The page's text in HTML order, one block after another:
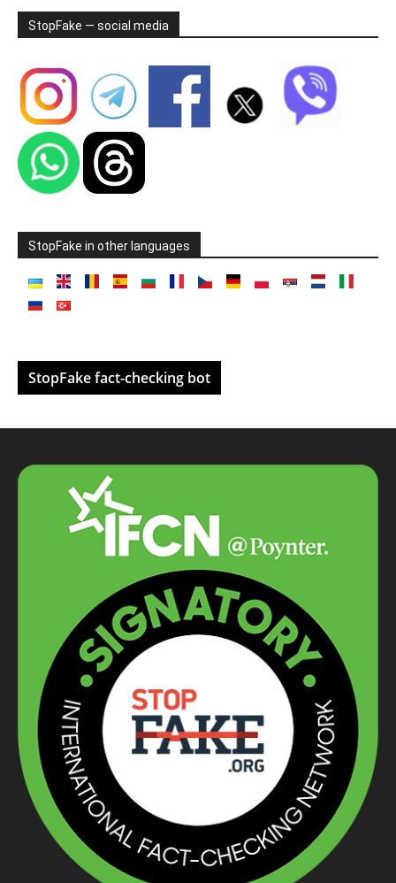
StopFake — social media
StopFake in other languages
StopFake fact-checking bot